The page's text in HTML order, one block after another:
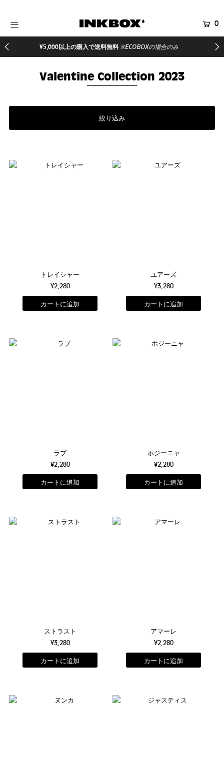
0
¥5,000以上の購入で送料無料 ※ECOBOXの場合のみ
Valentine Collection 2023
絞り込み
トレイシャー
¥2,280
ユアーズ
¥3,280
ラブ
¥2,280
ホジーニャ
¥2,280
ストラスト
¥3,280
アマーレ
¥2,280
HOME